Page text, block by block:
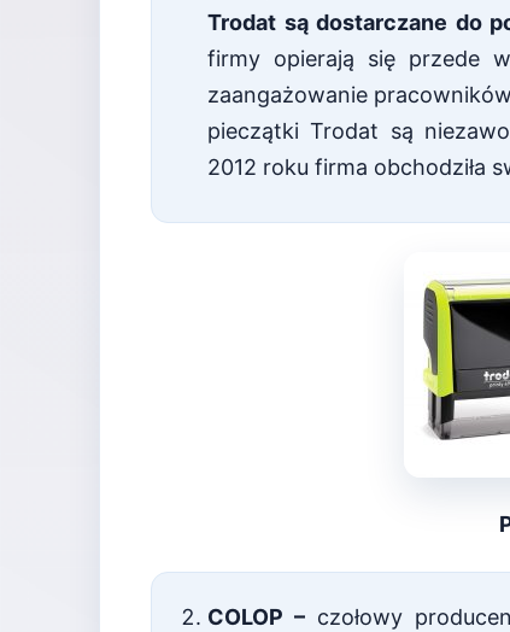
Trodat są dostarczane do
firmy opierają się przede
zaangażowanie
pieczątki Trodat są
2012 roku firma obchodziła
COLOP – czołowy